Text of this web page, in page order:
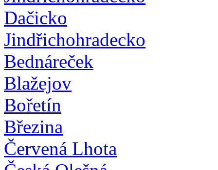
Dačicko
Jindřichohradecko
Bednáreček
Blažejov
Bořetín
Březina
Červená Lhota